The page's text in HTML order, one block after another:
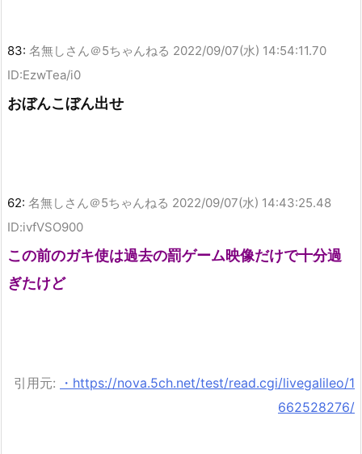
83: 名無しさん＠5ちゃんねる 2022/09/07(水) 14:54:11.70
ID:EzwTea/i0
おぼんこぼん出せ
62: 名無しさん＠5ちゃんねる 2022/09/07(水) 14:43:25.48
ID:ivfVSO900
この前のガキ使は過去の罰ゲーム映像だけで十分過
ぎたけど
引用元:
・https://nova.5ch.net/test/read.cgi/livegalileo/1
662528276/